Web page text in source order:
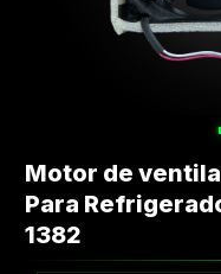
Motor de
Para
1382